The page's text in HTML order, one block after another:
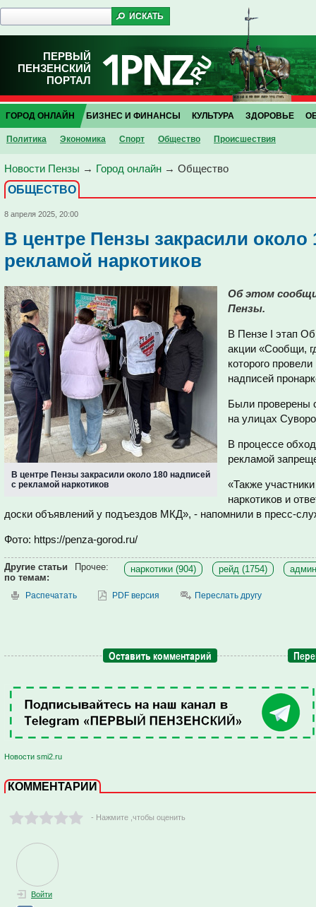
ПЕРВЫЙ
ПЕНЗЕНСКИЙ
ПОРТАЛ
ГОРОД ОНЛАЙН
Политика Экономика Спорт Общество Проиcшествия
БИЗНЕС И ФИНАНСЫ КУЛЬТУРА ЗДОРОВЬЕ
Новости Пензы → Город онлайн → Общество
ОБЩЕСТВО
8 апреля 2025, 20:00
В центре Пензы закрасили около
рекламой наркотиков
В центре Пензы закрасили около 180 надписей
с рекламой наркотиков
Об этом
Пензы.
В Пензе I этап
акции «Сообщи,
которого
надписей
Были проверены
на улицах
В процессе
рекламой
«Также
наркотиков и
доски объявлений у подъездов МКД», - напомнили в пресс-
Фото: https://penza-gorod.ru/
Другие статьи
по темам:
Прочее: наркотики (904) рейд (1754)
Распечатать PDF версия Переслать другу
Оставить комментарий
Новости smi2.ru
КОММЕНТАРИИ
- Нажмите ,чтобы оценить
Войти